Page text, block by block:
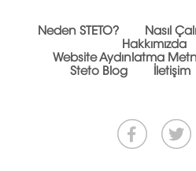
Neden STETO? Nasıl
Hakkımızda
Website Aydınlatma
Steto Blog
İletişim